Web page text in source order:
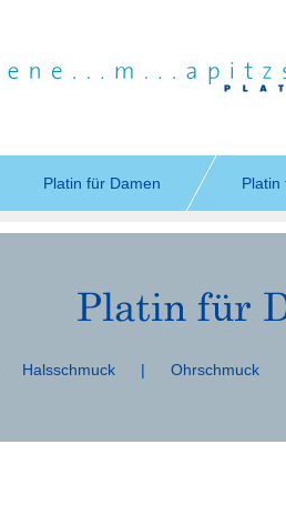
Platin für Damen Platin
Halsschmuck | Ohrschmuck